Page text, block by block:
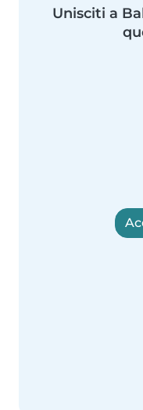
Unisciti a